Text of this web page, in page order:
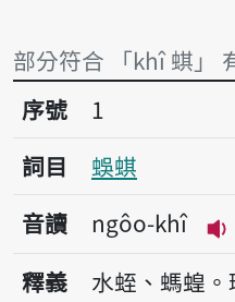
部分符合 「khî 蜞」
序號1蜈蜞
序號
1
詞目
蜈蜞
音讀
ngôo-khî
釋義
水蛭、螞蝗